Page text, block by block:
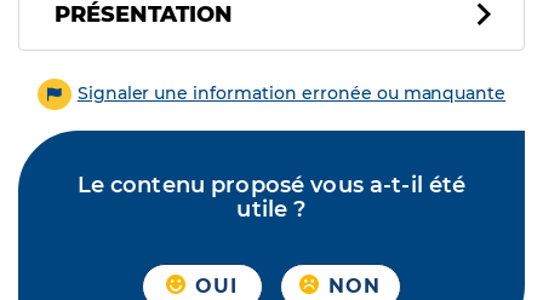
PRÉSENTATION
Signaler une information erronée ou manquante
Le contenu proposé vous a-t-il été
utile ?
OUI NON